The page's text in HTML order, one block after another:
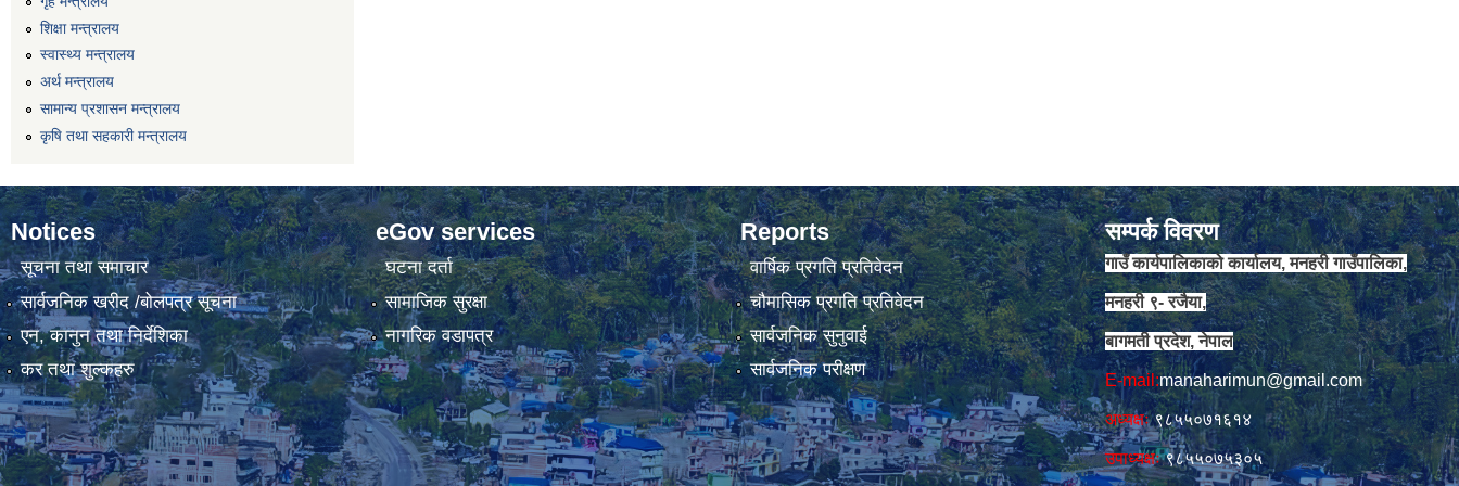
शिक्षा मन्त्रालय
स्वास्थ्य मन्त्रालय
अर्थ मन्त्रालय
सामान्य प्रशासन मन्त्रालय
कृषि तथा सहकारी मन्त्रालय
Notices
सूचना तथा समाचार
सार्वजनिक खरीद /बोलपत्र सूचना
एन, कानुन तथा निर्देशिका
कर तथा शुल्कहरु
eGov services
घटना दर्ता
सामाजिक सुरक्षा
नागरिक वडापत्र
Reports
वार्षिक प्रगति प्रतिवेदन
चौमासिक प्रगति प्रतिवेदन
सार्वजनिक सुनुवाई
सार्वजनिक परीक्षण
सम्पर्क विवरण
गाउँ कार्यपालिकाको कार्यालय, मनहरी गाउँपालिका,
मनहरी ९- रजैया,
बागमती प्रदेश, नेपाल
E-mail:manaharimun@gmail.com
अध्यक्षः९८५५०७१६१४
उपाध्यक्षः९८५५०७५३०५